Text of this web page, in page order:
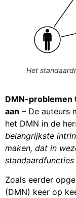
Het
DMN-problemen
aan – De auteurs
het DMN in de
belangrijkste
maken, dat in
Zoals eerder
(DMN) keer op